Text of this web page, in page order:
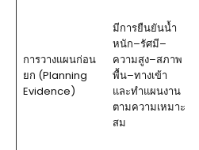
การวางแผนก่อน
ยก (Planning
Evidence)
มีการยืนยันน้ำ
หนัก–รัศมี–
ความสูง–สภาพ
พื้น–ทางเข้า
และทำแผนงาน
ตามความเหมาะ
สม